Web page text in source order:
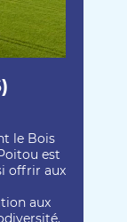
le Bois
est
offrir aux
aux